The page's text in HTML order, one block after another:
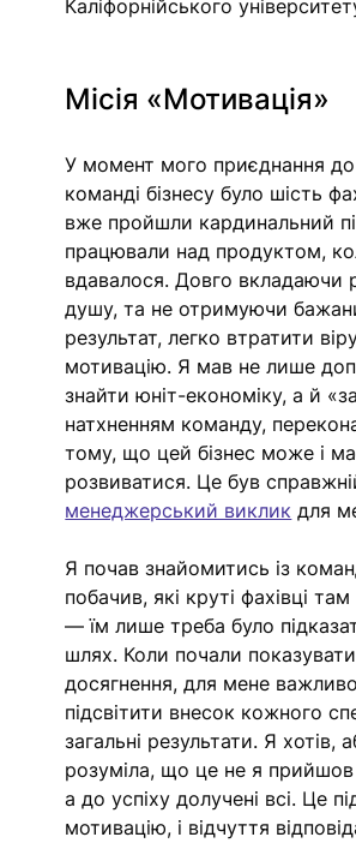
Каліфорнійського
Місія «Мотивація»
У момент мого приєднання до
команді бізнесу було шість
вже пройшли кардинальний
працювали над продуктом,
вдавалося. Довго вкладаючи
душу, та не отримуючи
результат, легко втратити
мотивацію. Я мав не лише
знайти юніт-економіку, а й
натхненням команду,
тому, що цей бізнес може і
розвиватися. Це був
менеджерський виклик для
Я почав знайомитись із
побачив, які круті фахівці
— їм лише треба було
шлях. Коли почали
досягнення, для мене
підсвітити внесок кожного
загальні результати. Я хотів,
розуміла, що це не я прийшов
а до успіху долучені всі. Це
мотивацію, і відчуття